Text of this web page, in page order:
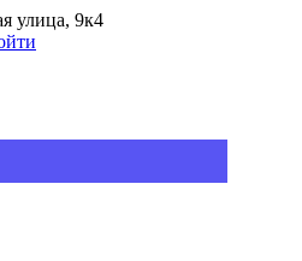
улица, 9к4